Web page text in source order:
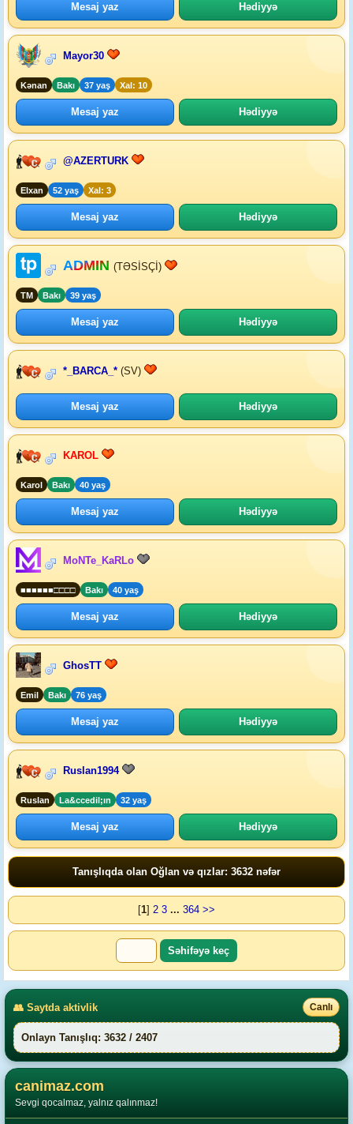
Mesaj yaz Hədiyyə
Mayor30
Kənan Bakı 37 yaş Xal: 10
Mesaj yaz Hədiyyə
@AZERTURK
Elxan 52 yaş Xal: 3
Mesaj yaz Hədiyyə
ADMIN (TƏSİSÇİ)
TM Bakı 39 yaş
Mesaj yaz Hədiyyə
*_BARCA_* (SV)
Mesaj yaz Hədiyyə
KAROL
Karol Bakı 40 yaş
Mesaj yaz Hədiyyə
MoNTe_KaRLo
■■■■■■□□□□ Bakı 40 yaş
Mesaj yaz Hədiyyə
GhosTT
Emil Bakı 76 yaş
Mesaj yaz Hədiyyə
Ruslan1994
Ruslan La&ccedil;ın 32 yaş
Mesaj yaz Hədiyyə
Tanışlıqda olan Oğlan və qızlar: 3632 nəfər
[1] 2 3 ... 364 >>
👥 Saytda aktivlik Canlı
Onlayn Tanışlıq: 3632 / 2407
canimaz.com
Sevgi qocalmaz, yalnız qalınmaz!